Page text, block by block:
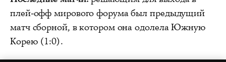
плей-офф мирового форума был предыдущий
матч сборной, в котором она одолела Южную
Корею (1:0).